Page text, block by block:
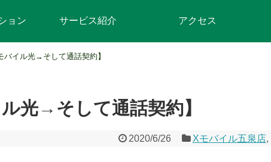
ョン サービス紹介 アクセス
バイル光→そして通話契約】
光→そして通話契約】
2020/6/26 Xモバイル五泉店,